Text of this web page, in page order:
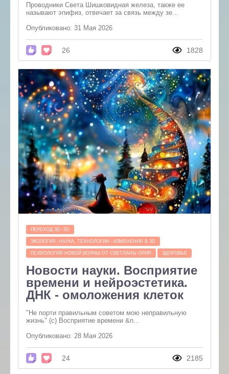
Проводники Света Шишковидная железа, также ее
называют эпифиз, отвечает за связь между зе...
Опубликовано: 31 Мая 2026
26 1828
ПЕРЕХОД 3D- 5D
ЭКОЛОГИЯ, НАУКА, ТЕХНОЛОГИИ - ИЗМЕНЕНИЯ В 3D
ПСИХОЛОГИЯ НОВОЙ ВОЛНЫ ОТ СВЕТЛАНЫ ОРИЯ ЗДОРОВЬЕ
Новости науки. Восприятие
времени и нейроэстетика.
ДНК - омоложения клеток
"Не порти правильным советом мою неправильную
жизнь" (с) Восприятие времени &n...
Опубликовано: 28 Мая 2026
24 2185